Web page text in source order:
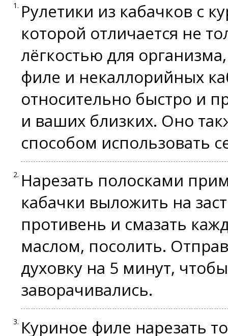
Рулетики из кабачков с
которой отличается не
лёгкостью для
филе и некаллорийных
относительно быстро и
и ваших близких. Оно
способом использовать
Нарезать полосками
кабачки выложить на
противень и смазать
маслом, посолить.
духовку на 5 минут,
заворачивались.
Куриное филе нарезать